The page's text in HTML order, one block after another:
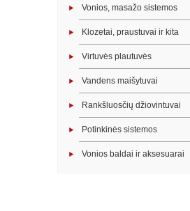
Vonios, masažo sistemos
Klozetai, praustuvai ir kita
Virtuvės plautuvės
Vandens maišytuvai
Rankšluosčių džiovintuvai
Potinkinės sistemos
Vonios baldai ir aksesuarai